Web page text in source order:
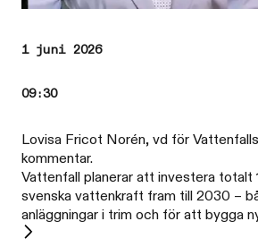
1 juni 2026
09:30
Lovisa Fricot Norén, vd för
kommentar.
Vattenfall planerar att investera totalt
svenska vattenkraft fram till 2030 –
anläggningar i trim och för att bygga